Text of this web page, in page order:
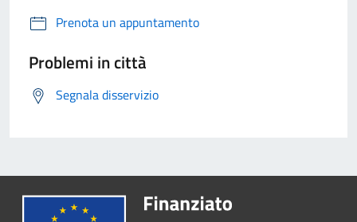
Prenota un appuntamento
Problemi in città
Segnala disservizio